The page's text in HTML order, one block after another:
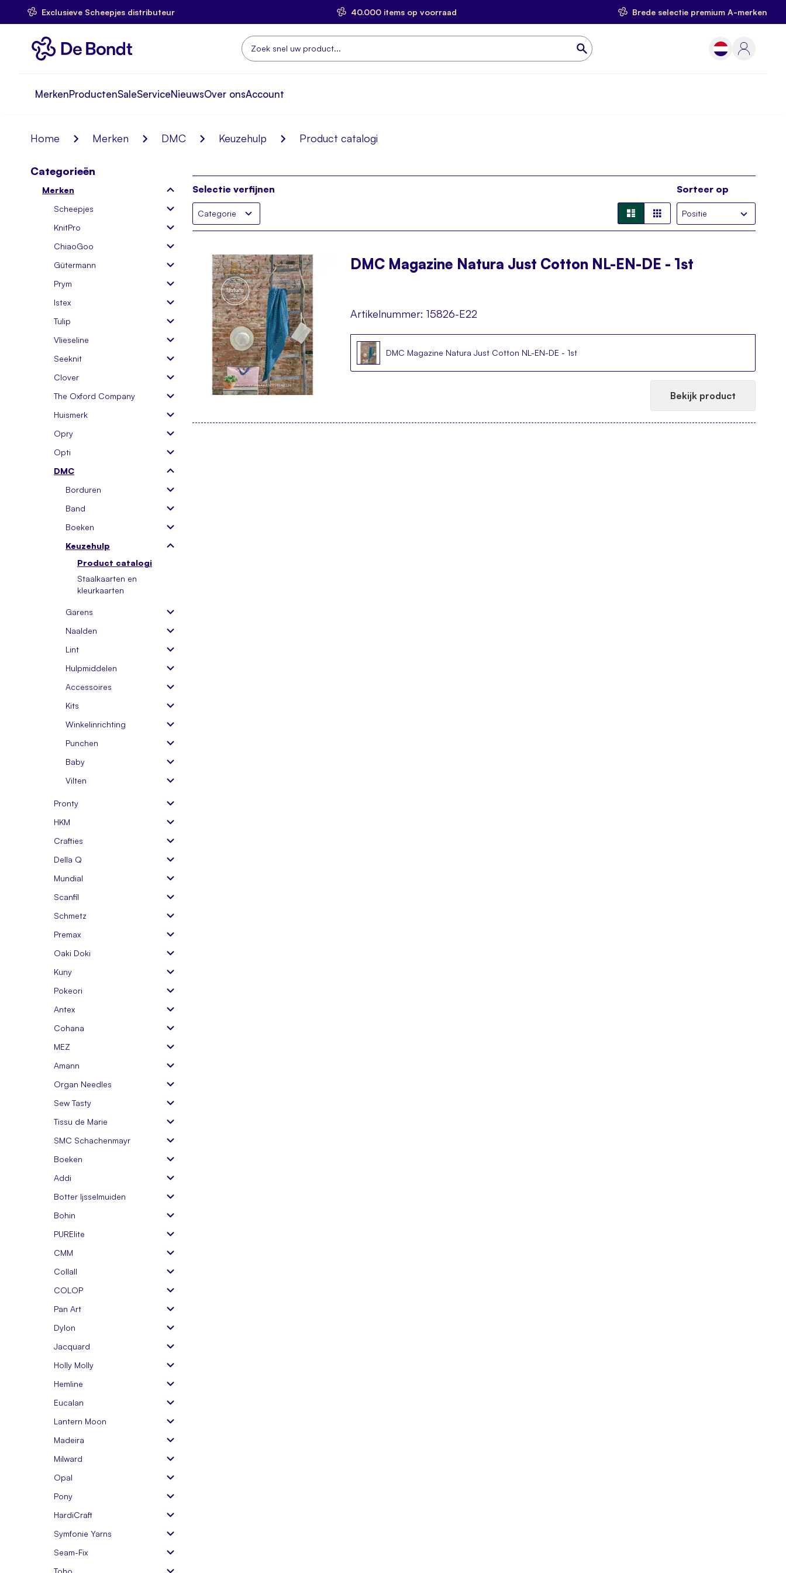
Exclusieve Scheepjes distributeur 40.000 items op voorraad Brede selectie premium A-merken
Ga
naar
inhoud
Zoek
MerkenProductenSaleServiceNieuwsOver onsAccount
Home Merken DMC Keuzehulp Product catalogi
Selectie verfijnen
Categorie
Sorteer op
Foto-
tabel
DMC Magazine Natura Just Cotton NL-EN-DE - 1st
Artikelnummer: 15826-E22
DMC Magazine Natura Just Cotton NL-EN-DE - 1st
Bekijk product
Categorieën
Merken
Scheepjes
KnitPro
ChiaoGoo
Gütermann
Prym
Istex
Tulip
Vlieseline
Seeknit
Clover
The Oxford Company
Huismerk
Opry
Opti
DMC
Borduren
Band
Boeken
Keuzehulp
Product catalogi
Staalkaarten en
kleurkaarten
Garens
Naalden
Lint
Hulpmiddelen
Accessoires
Kits
Winkelinrichting
Punchen
Baby
Vilten
Pronty
HKM
Crafties
Della Q
Mundial
Scanfil
Schmetz
Premax
Oaki Doki
Kuny
Pokeori
Antex
Cohana
MEZ
Amann
Organ Needles
Sew Tasty
Tissu de Marie
SMC Schachenmayr
Boeken
Addi
Botter Ijsselmuiden
Bohin
PURElite
CMM
Collall
COLOP
Pan Art
Dylon
Jacquard
Holly Molly
Hemline
Eucalan
Lantern Moon
Madeira
Milward
Opal
Pony
HardiCraft
Symfonie Yarns
Seam-Fix
Toho